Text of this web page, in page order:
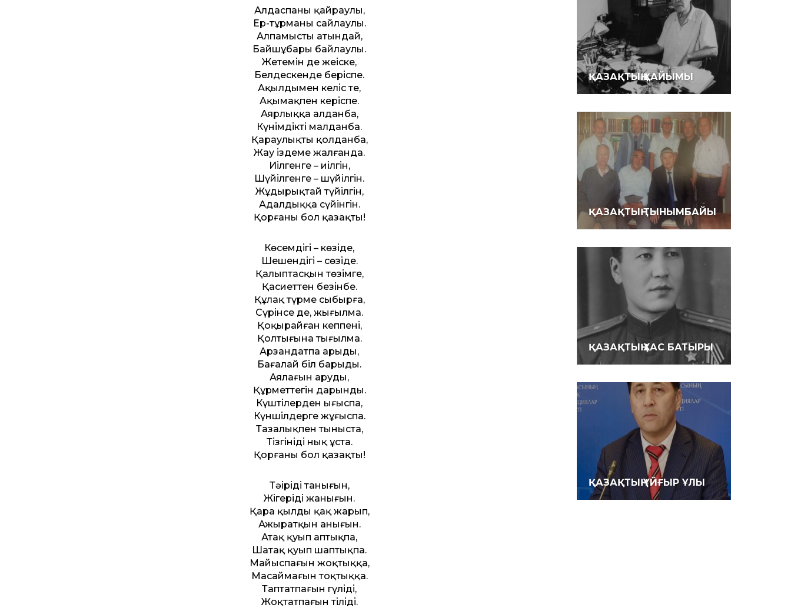
Алдаспаның қайраулы,
Ер-тұрманың сайлаулы.
Алпамыстың атындай,
Байшұбарың байлаулы.
Жетемін де жеңіске,
Белдескенде беріспе.
Ақылдымен келіс те,
Ақымақпен керіспе.
Аярлыққа алданба,
Күнімдікті малданба.
Қараулықты қолданба,
Жау іздеме жалғанда.
Иілгенге – иілгін,
Шүйілгенге – шүйілгін.
Жұдырықтай түйілгін,
Адалдыққа сүйінгін.
Қорғаны бол қазақтың!
Көсемдігің – көзіңде,
Шешендігің – сөзіңде.
Қалыптасқын төзімге,
Қасиет­тен безінбе.
Құлақ түрме сыбырға,
Сүрінсең де, жығылма.
Қоқырайған кеппенің,
Қолтығына тығылма.
Арзандатпа арыңды,
Бағалай біл барыңды.
Аялағын аруды,
Құрмет­тегін дарынды.
Күштілерден ығыспа,
Күншілдерге жұғыспа.
Тазалықпен тыныста,
Тізгініңді нық ұста.
Қорғаны бол қазақтың!
Тәңіріңді танығын,
Жігеріңді жанығын.
Қара қылды қақ жарып,
Ажыратқын анығын.
Атақ қуып аптықпа,
Шатақ қуып шаптықпа.
Майыспағын жоқтыққа,
Масаймағын тоқтыққа.
Таптатпағын гүліңді,
Жоқтатпағын тіліңді.
ҚАЗАҚТЫҢ ҚАЙЫМЫ
ҚАЗАҚТЫҢ ТЫНЫМБАЙЫ
ҚАЗАҚТЫҢ ХАС БАТЫРЫ
ҚАЗАҚТЫҢ ҰЙҒЫР ҰЛЫ